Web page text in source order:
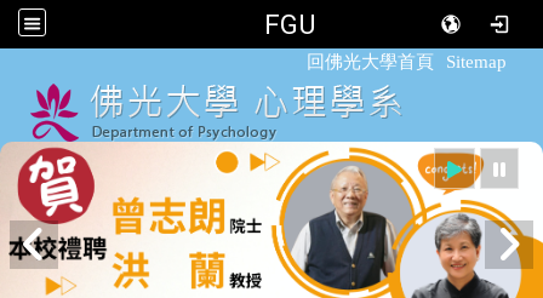
FGU
回佛光大學首頁 Sitemap